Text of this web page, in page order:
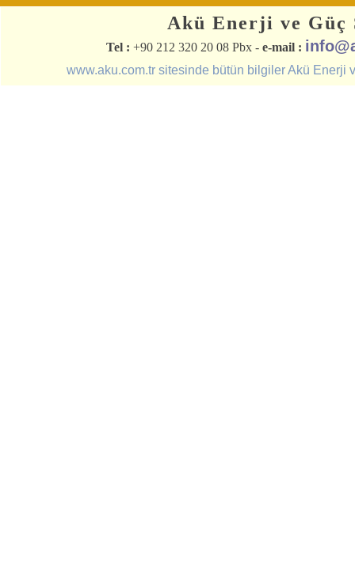
Akü Enerji ve
Tel : +90 212 320 20 08 Pbx - e-mail :
www.aku.com.tr sitesinde bütün bilgiler Akü Enerji